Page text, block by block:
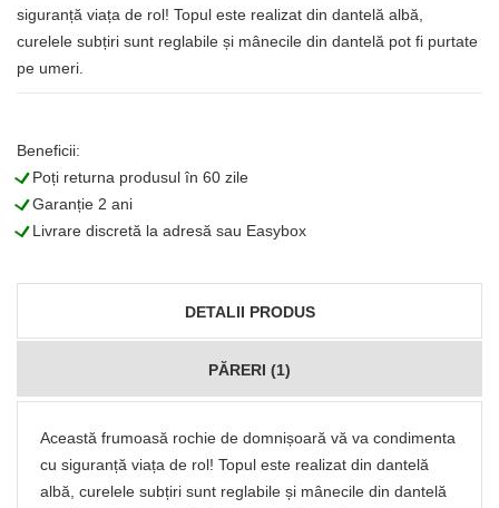
siguranță viața de rol! Topul este realizat din dantelă albă,
curelele subțiri sunt reglabile și mânecile din dantelă pot fi purtate
pe umeri.
Beneficii:
LPoți returna produsul în 60 zile
LGaranție 2 ani
LLivrare discretă la adresă sau Easybox
DETALII PRODUS
PĂRERI (1)
Această frumoasă rochie de domnișoară vă va condimenta
cu siguranță viața de rol! Topul este realizat din dantelă
albă, curelele subțiri sunt reglabile și mânecile din dantelă